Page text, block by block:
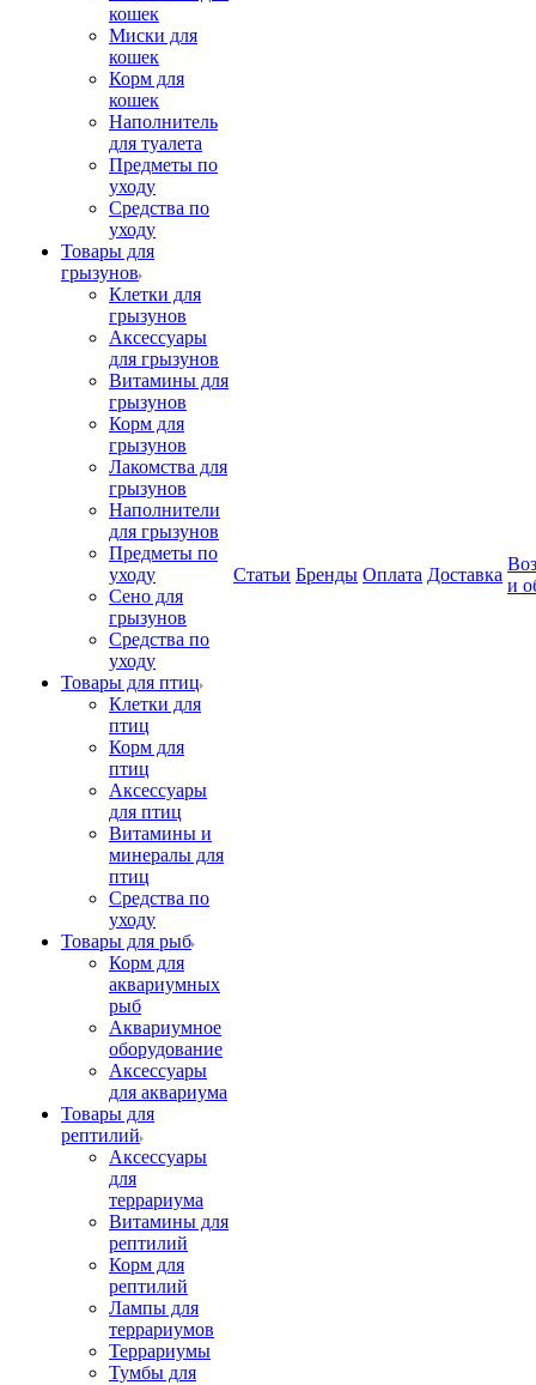
кошек
Миски для
кошек
Корм для
кошек
Наполнитель
для туалета
Предметы по
уходу
Средства по
уходу
Товары для
грызунов
Клетки для
грызунов
Аксессуары
для грызунов
Витамины для
грызунов
Корм для
грызунов
Лакомства для
грызунов
Наполнители
для грызунов
Предметы по
уходу
Сено для
грызунов
Средства по
уходу
Товары для птиц
Клетки для
птиц
Корм для
птиц
Аксессуары
для птиц
Витамины и
минералы для
птиц
Средства по
уходу
Товары для рыб
Корм для
аквариумных
рыб
Аквариумное
оборудование
Аксессуары
для аквариума
Товары для
рептилий
Аксессуары
для
террариума
Витамины для
рептилий
Корм для
рептилий
Лампы для
террариумов
Террариумы
Тумбы для
Статьи Бренды Оплата Доставка
и